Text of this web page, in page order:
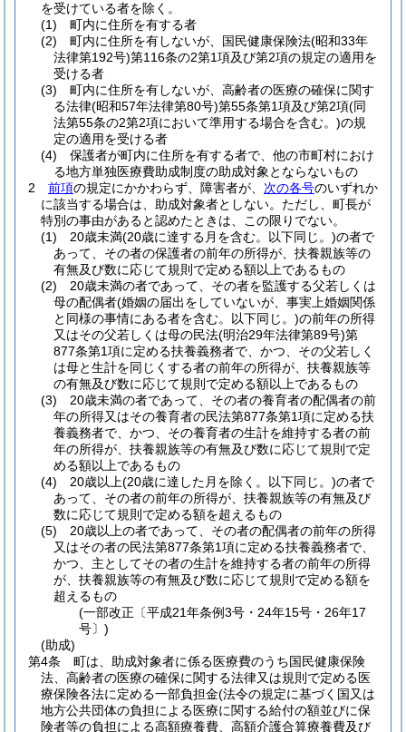
を受けている者を除く。
(1)
町内に住所を有する者
(2)
町内に住所を有しないが、国民健康保険法(昭和33年
法律第192号)第116条の2第1項及び第2項の規定の適用を
受ける者
(3)
町内に住所を有しないが、高齢者の医療の確保に関す
る法律(昭和57年法律第80号)第55条第1項及び第2項(同
法第55条の2第2項において準用する場合を含む。)の規
定の適用を受ける者
(4)
保護者が町内に住所を有する者で、他の市町村におけ
る地方単独医療費助成制度の助成対象とならないもの
2
前項の規定にかかわらず、障害者が、 次の各号のいずれか
に該当する場合は、助成対象者としない。 ただし、町長が
特別の事由があると認めたときは、この限りでない。
(1)
20歳未満(20歳に達する月を含む。以下同じ。)の者で
あって、その者の保護者の前年の所得が、扶養親族等の
有無及び数に応じて規則で定める額以上であるもの
(2)
20歳未満の者であって、その者を監護する父若しくは
母の配偶者(婚姻の届出をしていないが、事実上婚姻関係
と同様の事情にある者を含む。以下同じ。)の前年の所得
又はその父若しくは母の民法(明治29年法律第89号)第
877条第1項に定める扶養義務者で、かつ、その父若しく
は母と生計を同じくする者の前年の所得が、扶養親族等
の有無及び数に応じて規則で定める額以上であるもの
(3)
20歳未満の者であって、その者の養育者の配偶者の前
年の所得又はその養育者の民法第877条第1項に定める扶
養義務者で、かつ、その養育者の生計を維持する者の前
年の所得が、扶養親族等の有無及び数に応じて規則で定
める額以上であるもの
(4)
20歳以上(20歳に達した月を除く。以下同じ。)の者で
あって、その者の前年の所得が、扶養親族等の有無及び
数に応じて規則で定める額を超えるもの
(5)
20歳以上の者であって、その者の配偶者の前年の所得
又はその者の民法第877条第1項に定める扶養義務者で、
かつ、主としてその者の生計を維持する者の前年の所得
が、扶養親族等の有無及び数に応じて規則で定める額を
超えるもの
(一部改正〔平成21年条例3号・24年15号・26年17
号〕)
(助成)
第4条
町は、助成対象者に係る医療費のうち国民健康保険
法、高齢者の医療の確保に関する法律又は規則で定める医
療保険各法に定める一部負担金(法令の規定に基づく国又は
地方公共団体の負担による医療に関する給付の額並びに保
険者等の負担による高額療養費、高額介護合算療養費及び